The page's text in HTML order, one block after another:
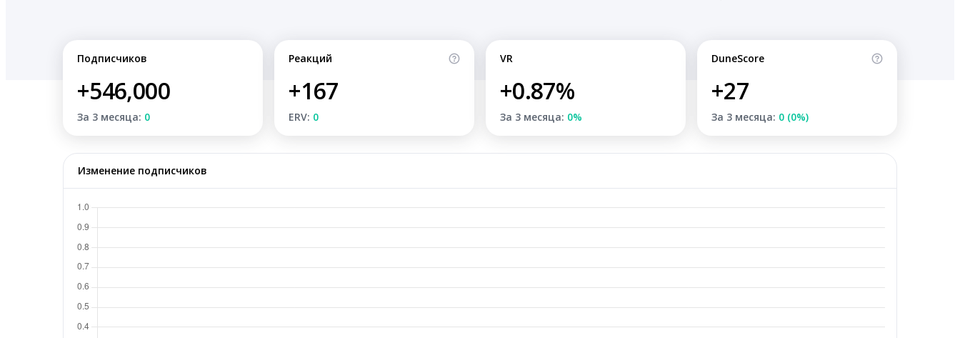
Подписчиков
+546,000
За 3 месяца: 0
Реакций
+167
ERV: 0
VR
+0.87%
За 3 месяца: 0%
DuneScore
+27
За 3 месяца: 0 (0%)
Изменение подписчиков